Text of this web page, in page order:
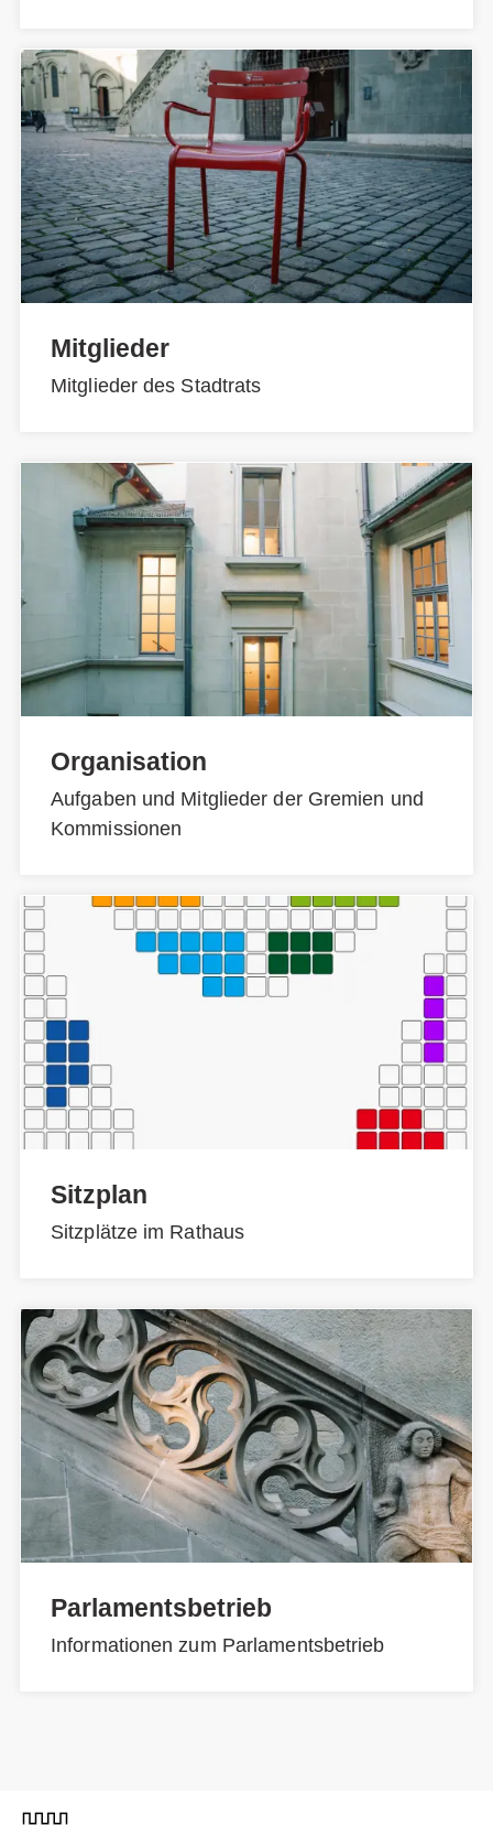
Mitglieder
Mitglieder des Stadtrats
Organisation
Aufgaben und Mitglieder der Gremien und
Kommissionen
Sitzplan
Sitzplätze im Rathaus
Parlamentsbetrieb
Informationen zum Parlamentsbetrieb